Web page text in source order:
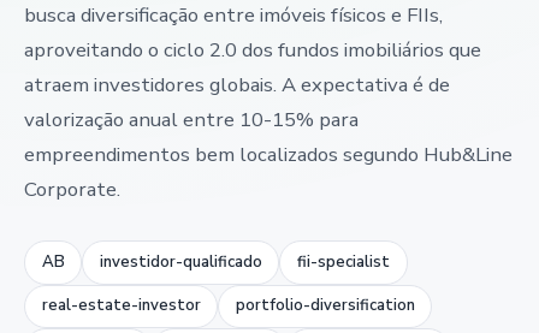
busca diversificação entre imóveis físicos e FIIs,
aproveitando o ciclo 2.0 dos fundos imobiliários que
atraem investidores globais. A expectativa é de
valorização anual entre 10-15% para
empreendimentos bem localizados segundo Hub&Line
Corporate.
AB investidor-qualificado fii-specialist
real-estate-investor portfolio-diversification